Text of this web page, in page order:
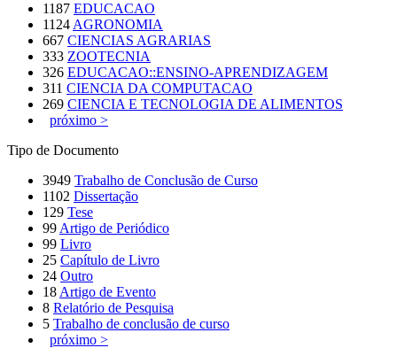
1187 EDUCACAO
1124 AGRONOMIA
667 CIENCIAS AGRARIAS
333 ZOOTECNIA
326 EDUCACAO::ENSINO-APRENDIZAGEM
311 CIENCIA DA COMPUTACAO
269 CIENCIA E TECNOLOGIA DE ALIMENTOS
próximo >
Tipo de Documento
3949 Trabalho de Conclusão de Curso
1102 Dissertação
129 Tese
99 Artigo de Periódico
99 Livro
25 Capítulo de Livro
24 Outro
18 Artigo de Evento
8 Relatório de Pesquisa
5 Trabalho de conclusão de curso
próximo >